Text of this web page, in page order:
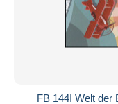
FB 144I Welt der